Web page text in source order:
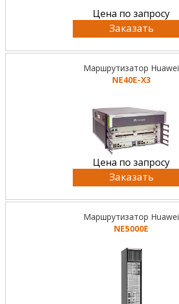
Цена по запросу
Заказать
Маршрутизатор Huawei
NE40E-X3
Цена по запросу
Заказать
Маршрутизатор Huawei
NE5000E